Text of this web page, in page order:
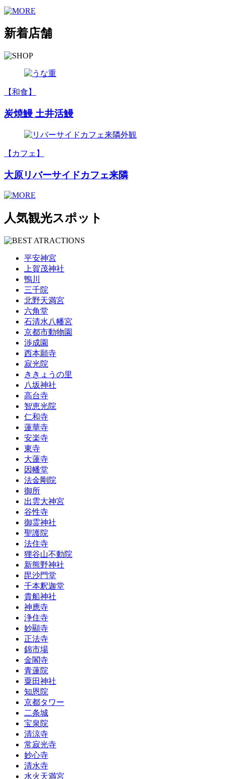
新着店舗
【和食】
炭焼鰻 土井活鰻
【カフェ】
大原リバーサイドカフェ来隣
人気観光スポット
平安神宮
上賀茂神社
鴨川
三千院
北野天満宮
六角堂
石清水八幡宮
京都市動物園
渉成園
西本願寺
寂光院
ききょうの里
八坂神社
高台寺
智恵光院
仁和寺
蓮華寺
安楽寺
東寺
大蓮寺
因幡堂
法金剛院
御所
出雲大神宮
谷性寺
御霊神社
聖護院
法住寺
狸谷山不動院
新熊野神社
毘沙門堂
千本釈迦堂
貴船神社
神應寺
浄住寺
妙顯寺
正法寺
錦市場
金閣寺
青蓮院
粟田神社
知恩院
京都タワー
二条城
宝泉院
清涼寺
常寂光寺
妙心寺
清水寺
水火天満宮